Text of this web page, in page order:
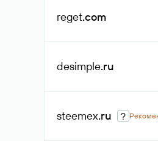
reget.com
desimple.ru
steemex.ru ?